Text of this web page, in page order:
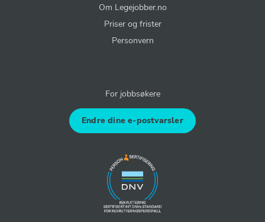
Om Legejobber.no
Priser og frister
Personvern
For jobbsøkere
Endre dine e-postvarsler